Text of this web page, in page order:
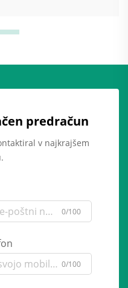
predračun
v najkrajšem
0/100
0/100